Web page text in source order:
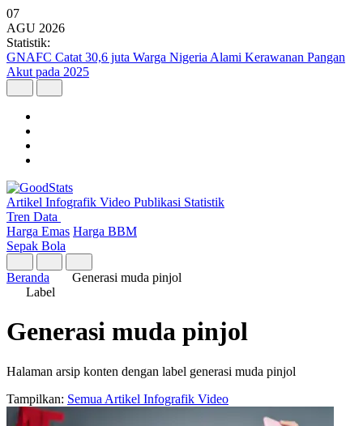
07
AGU 2026
Statistik:
GNAFC Catat 30,6 juta Warga Nigeria Alami Kerawanan Pangan
Akut pada 2025
Artikel Infografik Video Publikasi Statistik
Tren Data
Harga Emas Harga BBM
Sepak Bola
Beranda
Generasi muda pinjol
Label
Generasi muda pinjol
Halaman arsip konten dengan label generasi muda pinjol
Tampilkan: Semua Artikel Infografik Video